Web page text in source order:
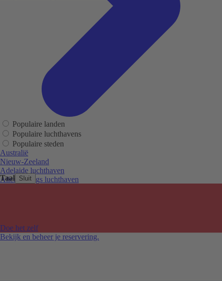
Taal Sluit
Doe het zelf
Bekijk en beheer je reservering.
Populaire landen
Populaire luchthavens
Populaire steden
Australië
Nieuw-Zeeland
Adelaide luchthaven
Alice Springs luchthaven
Melbourne Tullamarine luchthaven
Perth luchthaven
Sydney luchthaven